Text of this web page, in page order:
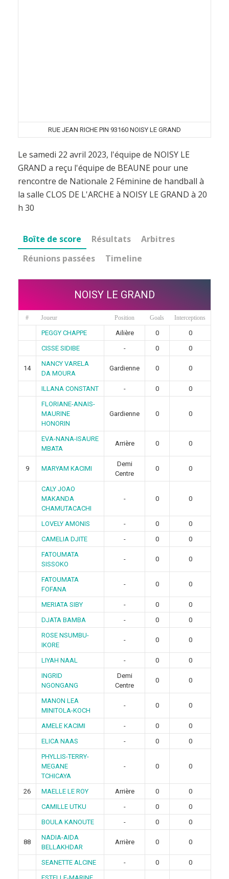
RUE JEAN RICHE PIN 93160 NOISY LE GRAND
Le samedi 22 avril 2023, l'équipe de NOISY LE
GRAND a reçu l'équipe de BEAUNE pour une
rencontre de Nationale 2 Féminine de handball à
la salle CLOS DE L'ARCHE à NOISY LE GRAND à 20
h 30
Boîte de score Résultats
Arbitres
Réunions passées
Timeline
NOISY LE GRAND
# Joueur Position Goals Interceptions
PEGGY CHAPPE Ailière 0
0
CISSE SIDIBE
- 0 0
14
NANCY VARELA
DA MOURA
Gardienne 0 0
ILLANA CONSTANT - 0
0
FLORIANE-ANAIS-
MAURINE
HONORIN
Gardienne 0 0
EVA-NANA-ISAURE
MBATA
Arrière 0 0
9 MARYAM KACIMI
Demi
Centre
0 0
CALY JOAO
MAKANDA
CHAMUTACACHI
- 0 0
LOVELY AMONIS - 0
0
CAMELIA DJITE
- 0
0
FATOUMATA
SISSOKO
- 0 0
FATOUMATA
FOFANA
- 0 0
MERIATA SIBY - 0
0
DJATA BAMBA
- 0
0
ROSE NSUMBU-
IKORE
- 0 0
LIYAH NAAL - 0
0
INGRID
NGONGANG
Demi
Centre
0 0
MANON LEA
MINITOLA-KOCH
- 0 0
AMELE KACIMI - 0
0
ELICA NAAS
- 0
0
PHYLLIS-TERRY-
MEGANE
TCHICAYA
- 0 0
26 MAELLE LE ROY Arrière 0
0
CAMILLE UTKU
- 0
0
BOULA KANOUTE
- 0 0
88
NADIA-AIDA
BELLAKHDAR
Arrière 0 0
SEANETTE ALCINE - 0
0